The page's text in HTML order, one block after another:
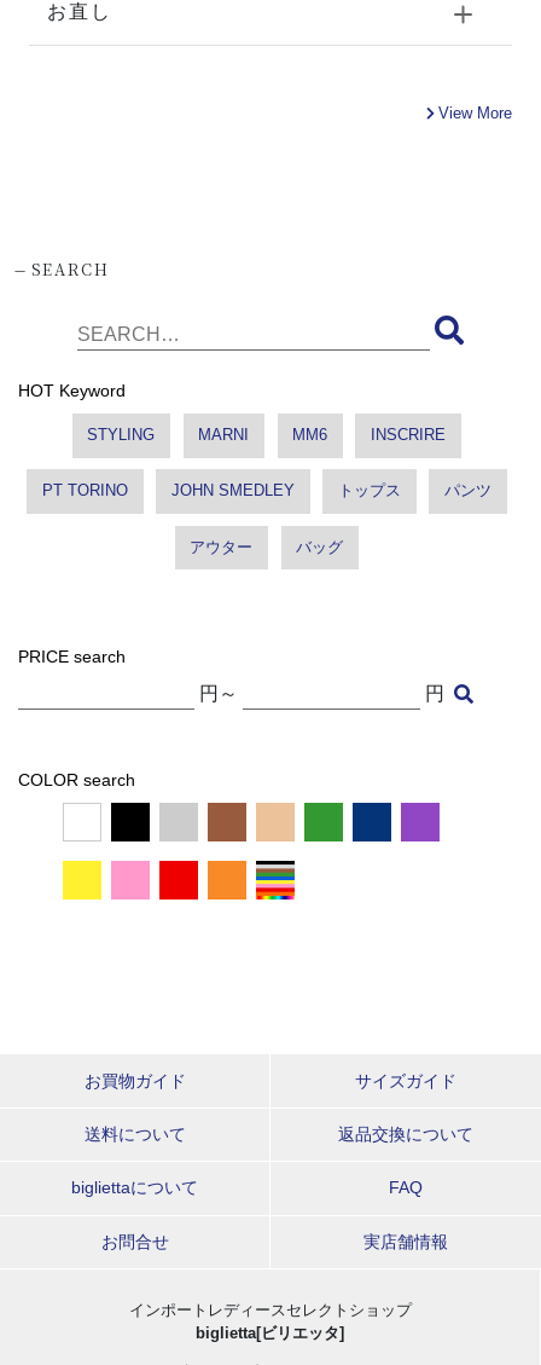
お直し
View More
-SEARCH
HOT Keyword
STYLING MARNI MM6 INSCRIRE
PT TORINO JOHN SMEDLEY トップス パンツ
アウター バッグ
PRICE search
円～ 円
COLOR search
お買物ガイド サイズガイド
送料について 返品交換について
bigliettaについて FAQ
お問合せ 実店舗情報
インポートレディースセレクトショップ
biglietta[ビリエッタ]